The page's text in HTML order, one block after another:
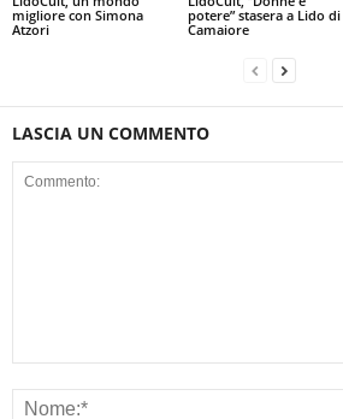
migliore con Simona
Atzori
potere” stasera a Lido di
Camaiore
LASCIA UN COMMENTO